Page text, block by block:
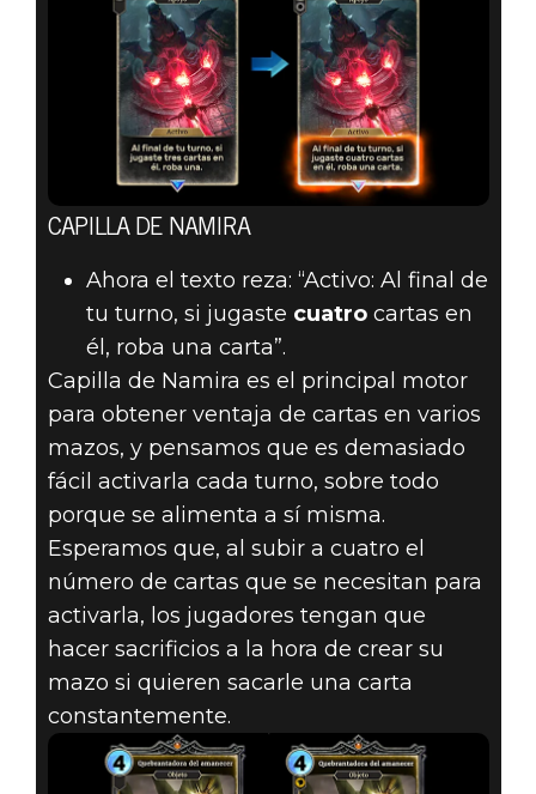
CAPILLA DE NAMIRA
Ahora el texto reza: “Activo: Al final de
tu turno, si jugaste cuatrocartas en
él, roba una carta”.
Capilla de Namira es el principal motor
para obtener ventaja de cartas en varios
mazos, y pensamos que es demasiado
fácil activarla cada turno, sobre todo
porque se alimenta a sí misma.
Esperamos que, al subir a cuatro el
número de cartas que se necesitan para
activarla, los jugadores tengan que
hacer sacrificios a la hora de crear su
mazo si quieren sacarle una carta
constantemente.